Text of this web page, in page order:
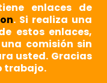
enlaces de
. Si realiza una
estos enlaces,
comisión sin
usted. Gracias
trabajo.